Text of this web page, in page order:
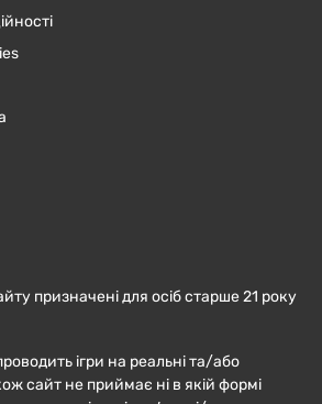
призначені для осіб старше 21 року
ігри на реальні та/або
сайт не приймає ні в якій формі